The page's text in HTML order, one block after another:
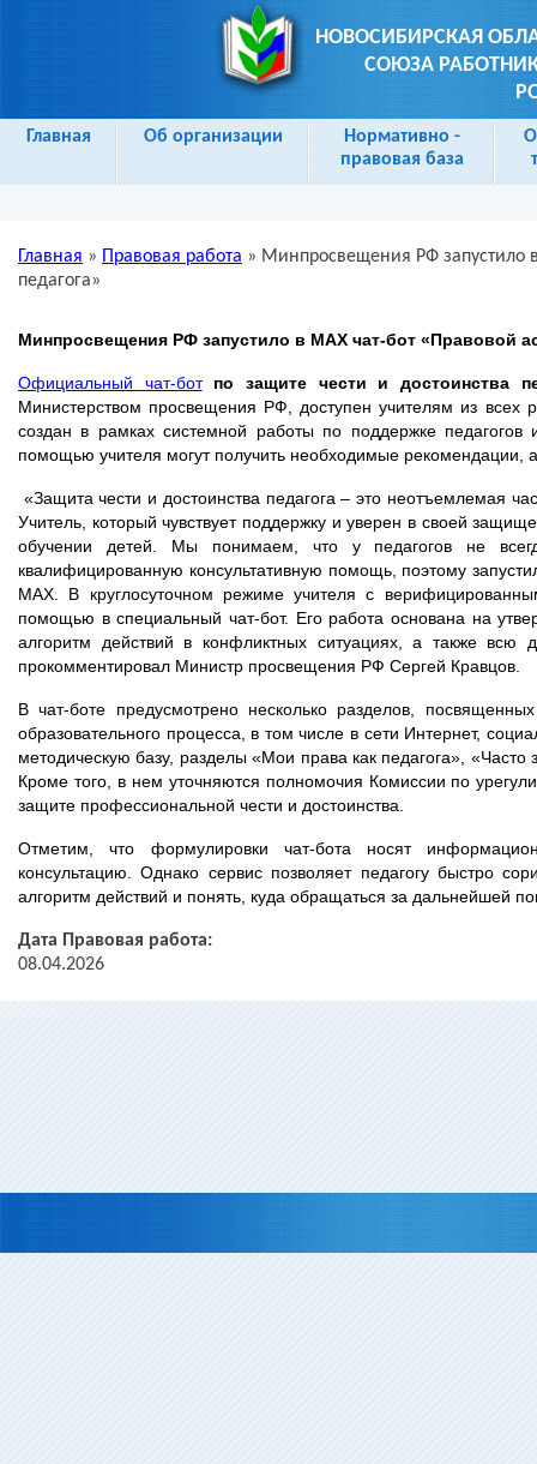
НОВОСИБИРСКАЯ
СОЮЗА
Главная Об организации
Нормативно -
правовая база
Вы здесь
Главная » Правовая работа » Минпросвещения РФ запустило
педагога»
Минпросвещения РФ запустило в МАХ чат-бот «Правовой
Официальный чат-бот
по защите чести и достоинства
Министерством просвещения РФ, доступен учителям из
создан в рамках системной работы по поддержке
помощью учителя могут получить необходимые рекомендации,
«Защита чести и достоинства педагога – это неотъемлемая
Учитель, который чувствует поддержку и уверен в своей
обучении детей. Мы понимаем, что у педагогов не
квалифицированную консультативную помощь, поэтому
МАХ. В круглосуточном режиме учителя с
помощью в специальный чат-бот. Его работа основана на
алгоритм действий в конфликтных ситуациях, а также всю
прокомментировал Министр просвещения РФ Сергей Кравцов.
В чат-боте предусмотрено несколько разделов,
образовательного процесса, в том числе в сети Интернет,
методическую базу, разделы «Мои права как педагога»,
Кроме того, в нем уточняются полномочия Комиссии по
защите профессиональной чести и достоинства.
Отметим, что формулировки чат-бота носят
консультацию. Однако сервис позволяет педагогу быстро
алгоритм действий и понять, куда обращаться за дальнейшей
Дата Правовая работа:
08.04.2026